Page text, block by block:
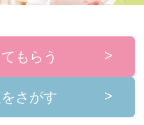
もらう
さがす